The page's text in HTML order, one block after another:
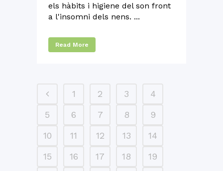
els hàbits i higiene del son front
a l'insomni dels nens. ...
Read More
1 2 3
4
5
6 7 8
9
10
11 12 13
14
15
16 17 18
19